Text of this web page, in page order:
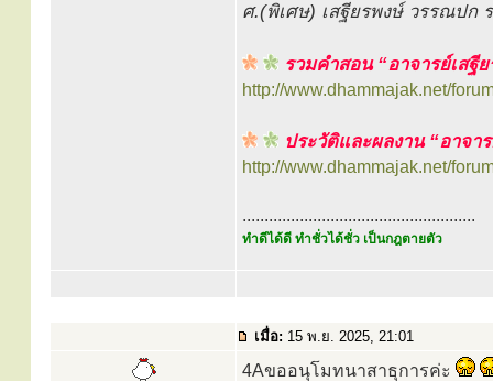
ศ.(พิเศษ) เสฐียรพงษ์ วรรณป
รวมคำสอน “อาจารย์เสฐี
http://www.dhammajak.net/
ประวัติและผลงาน “อาจา
http://www.dhammajak.net/
.....................................................
ทำดีได้ดี ทำชั่วได้ชั่ว เป็นกฎตายตัว
เมื่อ: 15 พ.ย. 2025, 21:01
4Aขออนุโมทนาสาธุการค่ะ